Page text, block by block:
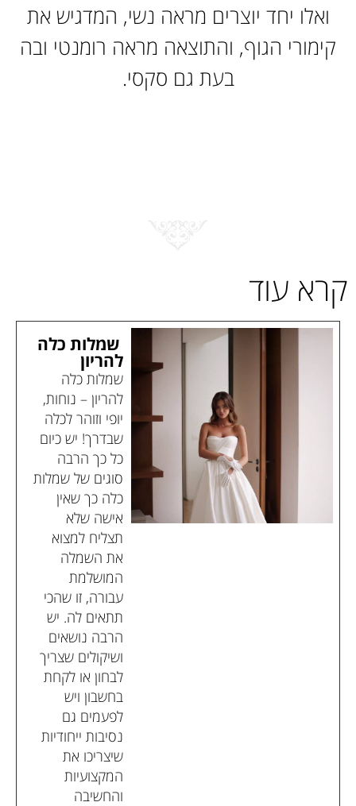
ואלו יחד יוצרים מראה נשי, המדגיש את
קימורי הגוף, והתוצאה מראה רומנטי ובה
בעת גם סקסי.
קרא עוד
שמלות כלה
להריון
שמלות כלה
להריון – נוחות,
יופי וזוהר לכלה
שבדרך! יש כיום
כל כך הרבה
סוגים של שמלות
כלה כך שאין
אישה שלא
תצליח למצוא
את השמלה
המושלמת
עבורה, זו שהכי
תתאים לה. יש
הרבה נושאים
ושיקולים שצריך
לבחון או לקחת
בחשבון ויש
לפעמים גם
נסיבות ייחודיות
שיצריכו את
המקצועיות
והחשיבה